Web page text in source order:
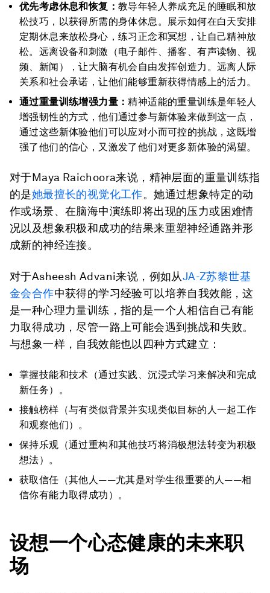
优先考虑休息和恢复： 教导年轻人养成充足的睡眠和放
松技巧，以获得所需的身体休息。展示如何在白天安排
定期休息来放松身心，练习正念和冥想，让自己精神放
松。远离设备和刺激（电子邮件、播客、有声读物、视
频、新闻），让大脑有机会自由发挥创造力。远离人际
关系和社会承诺，让他们能够重新获得情感上的活力。
通过重量训练增强力量：精神适能的重量训练是年轻人
增强韧性的方式，他们通过参与新体验来做到这一点，
通过这些新体验他们可以应对小而可控的挑战，这既增
强了他们的信心，又激发了他们对更多新体验的渴望。
对于Maya Raichoora来说，精神层面的重量训练指
的是她最擅长的视觉化工作。她通过想象特定的动
作或场景、在脑海中演练即将出现的压力或困难情
况以及想象积极和成功的结果来重塑神经通路并形
成新的神经连接。
对于Asheesh Advani来说，例如从JA-Z苏黎世基
金会合作中获得的学习经验可以培养自我效能，这
是一种心理力量训练，指的是一个人相信自己有能
力取得成功，尽管一路上可能会遇到挑战和失败。
与想象一样，自我效能也以四种方式建立：
掌握技能和技术（通过实践、沉浸式学习来解决和完成
新任务）。
接触榜样（与有类似背景并实现类似目标的人一起工作
和观察他们）。
保持乐观（通过重构和其他技巧将消极想法转变为积极
想法）。
获取信任（其他人——尤其是对学生很重要的人——相
信你有能力取得成功）。
设想一个心态健康的未来职
场